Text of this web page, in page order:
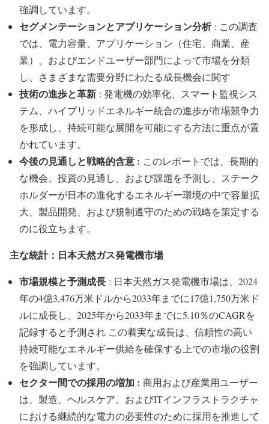
強調しています。
セグメンテーションとアプリケーション分析 : この調査
では、電力容量、アプリケーション（住宅、商業、産
業）、およびエンドユーザー部門によって市場を分類
し、さまざまな需要分野にわたる成長機会に関す
技術の進歩と革新 : 発電機の効率化、スマート監視シス
テム、ハイブリッドエネルギー統合の進歩が市場競争力
を形成し、持続可能な展開を可能にする方法に重点が置
かれています。
今後の見通しと戦略的含意 : このレポートでは、長期的
な機会、投資の見通し、および課題を予測し、ステーク
ホルダーが日本の進化するエネルギー環境の中で容量拡
大、製品開発、および規制遵守のための戦略を策定する
のに役立ちます。
主な統計：日本天然ガス発電機市場
市場規模と予測成長 : 日本天然ガス発電機市場は、2024
年の4億3,476万米ドルから2033年までに17億1,750万米ド
ルに成長し、2025年から2033年までに5.10％のCAGRを
記録すると予測され この着実な成長は、信頼性の高い
持続可能なエネルギー供給を確保する上での市場の役割
を強調しています。
セクター間での採用の増加 : 商用および産業用ユーザー
は、製造、ヘルスケア、およびITインフラストラクチャ
における継続的な電力の必要性のために採用を推進して